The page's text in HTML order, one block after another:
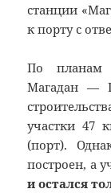
станции
к порту с
По планам
Магадан —
участки 47
(порт).
построен, а
и остался